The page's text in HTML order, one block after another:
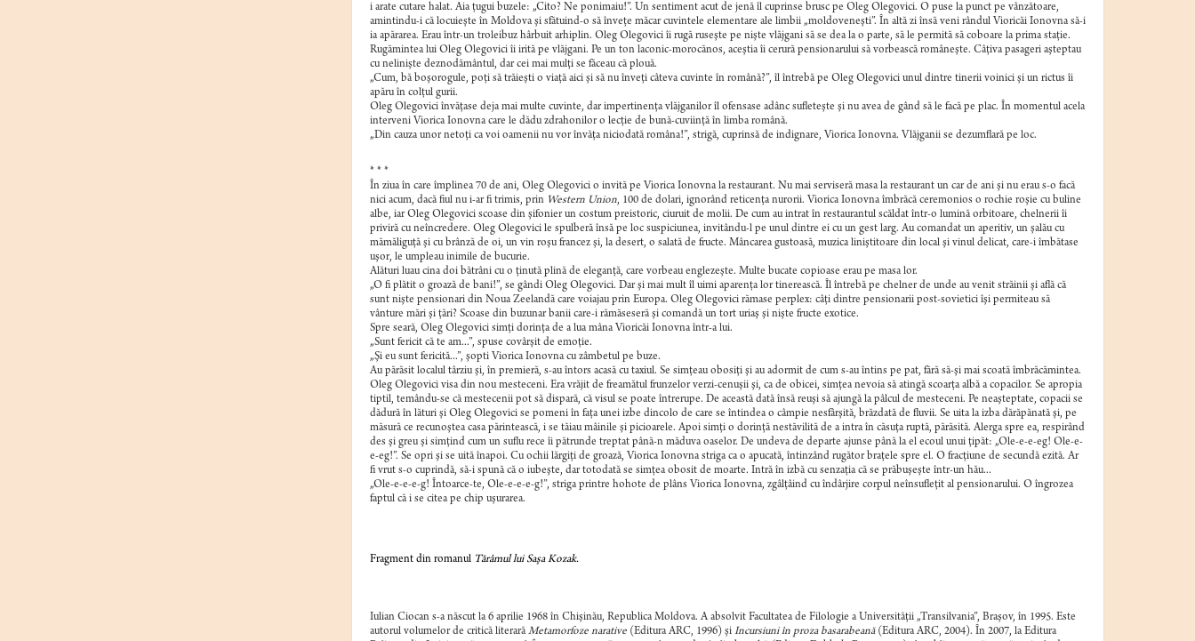
i arate cutare halat. Aia ţugui buzele: „Cito? Ne ponimaiu!”. Un sentiment acut de jenă îl cuprinse brusc pe Oleg Olegovici. O puse la punct pe vânzătoare,
amintindu-i că locuieşte în Moldova şi sfătuind-o să înveţe măcar cuvintele elementare ale limbii „moldoveneşti”. În altă zi însă veni rândul Vioricăi Ionovna să-i
ia apărarea. Erau într-un troleibuz hârbuit arhiplin. Oleg Olegovici îi rugă ruseşte pe nişte vlăjgani să se dea la o parte, să le permită să coboare la prima staţie.
Rugămintea lui Oleg Olegovici îi irită pe vlăjgani. Pe un ton laconic-morocănos, aceştia îi cerură pensionarului să vorbească româneşte. Câţiva pasageri aşteptau
cu nelinişte deznodământul, dar cei mai mulţi se făceau că plouă.
„Cum, bă boşorogule, poţi să trăieşti o viaţă aici şi să nu înveţi câteva cuvinte în română?”, îl întrebă pe Oleg Olegovici unul dintre tinerii voinici şi un rictus îi
apăru în colţul gurii.
Oleg Olegovici învăţase deja mai multe cuvinte, dar impertinenţa vlăjganilor îl ofensase adânc sufleteşte şi nu avea de gând să le facă pe plac. În momentul acela
interveni Viorica Ionovna care le dădu zdrahonilor o lecţie de bună-cuviinţă în limba română.
„Din cauza unor netoţi ca voi oamenii nu vor învăţa niciodată româna!”, strigă, cuprinsă de indignare, Viorica Ionovna. Vlăjganii se dezumflară pe loc.
* * *
În ziua în care împlinea 70 de ani, Oleg Olegovici o invită pe Viorica Ionovna la restaurant. Nu mai serviseră masa la restaurant un car de ani şi nu erau s-o facă
nici acum, dacă fiul nu i-ar fi trimis, prin Western Union, 100 de dolari, ignorând reticenţa nurorii. Viorica Ionovna îmbrăcă ceremonios o rochie roşie cu buline
albe, iar Oleg Olegovici scoase din şifonier un costum preistoric, ciuruit de molii. De cum au intrat în restaurantul scăldat într-o lumină orbitoare, chelnerii îi
priviră cu neîncredere. Oleg Olegovici le spulberă însă pe loc suspiciunea, invitându-l pe unul dintre ei cu un gest larg. Au comandat un aperitiv, un şalău cu
mămăliguţă şi cu brânză de oi, un vin roşu francez şi, la desert, o salată de fructe. Mâncarea gustoasă, muzica liniştitoare din local şi vinul delicat, care-i îmbătase
uşor, le umpleau inimile de bucurie.
Alături luau cina doi bătrâni cu o ţinută plină de eleganţă, care vorbeau englezeşte. Multe bucate copioase erau pe masa lor.
„O fi plătit o groază de bani!”, se gândi Oleg Olegovici. Dar şi mai mult îl uimi aparenţa lor tinerească. Îl întrebă pe chelner de unde au venit străinii şi află că
sunt nişte pensionari din Noua Zeelandă care voiajau prin Europa. Oleg Olegovici rămase perplex: câţi dintre pensionarii post-sovietici îşi permiteau să
vânture mări şi ţări? Scoase din buzunar banii care-i rămăseseră şi comandă un tort uriaş şi nişte fructe exotice.
Spre seară, Oleg Olegovici simţi dorinţa de a lua mâna Vioricăi Ionovna într-a lui.
„Sunt fericit că te am...”, spuse covârşit de emoţie.
„Şi eu sunt fericită...”, şopti Viorica Ionovna cu zâmbetul pe buze.
Au părăsit localul târziu şi, în premieră, s-au întors acasă cu taxiul. Se simţeau obosiţi şi au adormit de cum s-au întins pe pat, fără să-şi mai scoată îmbrăcămintea.
Oleg Olegovici visa din nou mesteceni. Era vrăjit de freamătul frunzelor verzi-cenuşii şi, ca de obicei, simţea nevoia să atingă scoarţa albă a copacilor. Se apropia
tiptil, temându-se că mestecenii pot să dispară, că visul se poate întrerupe. De această dată însă reuşi să ajungă la pâlcul de mesteceni. Pe neaşteptate, copacii se
dădură în lături şi Oleg Olegovici se pomeni în faţa unei izbe dincolo de care se întindea o câmpie nesfârşită, brăzdată de fluvii. Se uita la izba dărăpănată şi, pe
măsură ce recunoştea casa părintească, i se tăiau mâinile şi picioarele. Apoi simţi o dorinţă nestăvilită de a intra în căsuţa ruptă, părăsită. Alerga spre ea, respirând
des şi greu şi simţind cum un suflu rece îi pătrunde treptat până-n măduva oaselor. De undeva de departe ajunse până la el ecoul unui ţipăt: „Ole-e-e-eg! Ole-e-
e-eg!”. Se opri şi se uită înapoi. Cu ochii lărgiţi de groază, Viorica Ionovna striga ca o apucată, întinzând rugător braţele spre el. O fracţiune de secundă ezită. Ar
fi vrut s-o cuprindă, să-i spună că o iubeşte, dar totodată se simţea obosit de moarte. Intră în izbă cu senzaţia că se prăbuşeşte într-un hău...
„Ole-e-e-e-g! Întoarce-te, Ole-e-e-e-g!”, striga printre hohote de plâns Viorica Ionovna, zgâlţâind cu îndârjire corpul neînsufleţit al pensionarului. O îngrozea
faptul că i se citea pe chip uşurarea.
Fragment din romanul Tărâmul lui Saşa Kozak.
Iulian Ciocan s-a născut la 6 aprilie 1968 în Chişinău, Republica Moldova. A absolvit Facultatea de Filologie a Universităţii „Transilvania”, Braşov, în 1995. Este
autorul volumelor de critică literară Metamorfoze narative(Editura ARC, 1996) şi Incursiuni în proza basarabeană(Editura ARC, 2004). În 2007, la Editura